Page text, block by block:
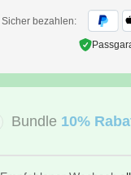
Sicher bezahlen:
Bundle 10%